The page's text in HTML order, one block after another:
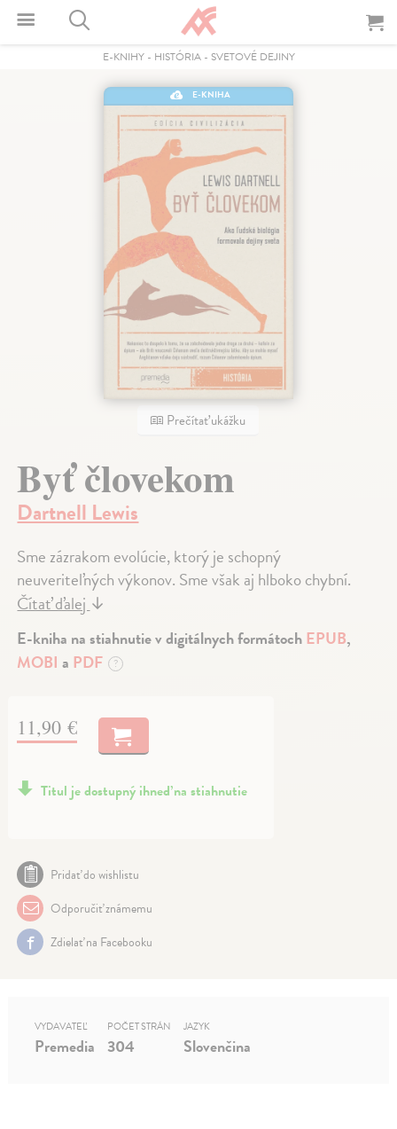
E-KNIHY- HISTÓRIA- SVETOVÉ DEJINY
E-KNIHA
Prečítať ukážku
Byť človekom
Dartnell Lewis
Sme zázrakom evolúcie, ktorý je schopný
neuveriteľných výkonov. Sme však aj hlboko chybní.
Čítať ďalej ↓
E-kniha na stiahnutie v digitálnych formátochEPUB,
MOBI a PDF ?
11,90 €
Titul je dostupný ihneď na stiahnutie
Pridať do wishlistu
Odporučiť známemu
Zdielať na Facebooku
VYDAVATEĽ
Premedia
POČET STRÁN
304
JAZYK
Slovenčina